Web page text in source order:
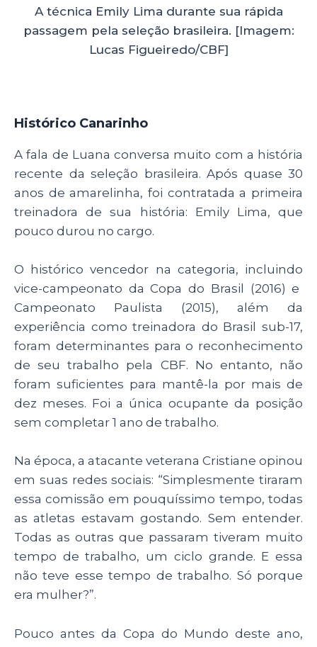
A técnica Emily Lima durante sua rápida
passagem pela seleção brasileira. [Imagem:
Lucas Figueiredo/CBF]
Histórico Canarinho
A fala de Luana conversa muito com a história
recente da seleção brasileira. Após quase 30
anos de amarelinha, foi contratada a primeira
treinadora de sua história: Emily Lima, que
pouco durou no cargo.
O histórico vencedor na categoria, incluindo
vice-campeonato da Copa do Brasil (2016) e
Campeonato Paulista (2015), além da
experiência como treinadora do Brasil sub-17,
foram determinantes para o reconhecimento
de seu trabalho pela CBF. No entanto, não
foram suficientes para mantê-la por mais de
dez meses. Foi a única ocupante da posição
sem completar 1 ano de trabalho.
Na época, a atacante veterana Cristiane opinou
em suas redes sociais: “Simplesmente tiraram
essa comissão em pouquíssimo tempo, todas
as atletas estavam gostando. Sem entender.
Todas as outras que passaram tiveram muito
tempo de trabalho, um ciclo grande. E essa
não teve esse tempo de trabalho. Só porque
era mulher?”.
Pouco antes da Copa do Mundo deste ano,